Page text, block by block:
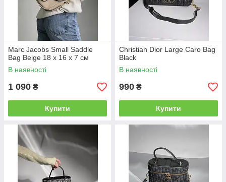
Marc Jacobs Small Saddle
Bag Beige 18 х 16 х 7 см
В наявності
1 090 ₴
Купити
Christian Dior Large Caro Bag
Black
В наявності
990 ₴
Купити